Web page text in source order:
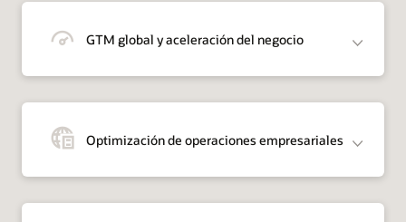
GTM global y aceleración del negocio
Optimización de operaciones empresariales